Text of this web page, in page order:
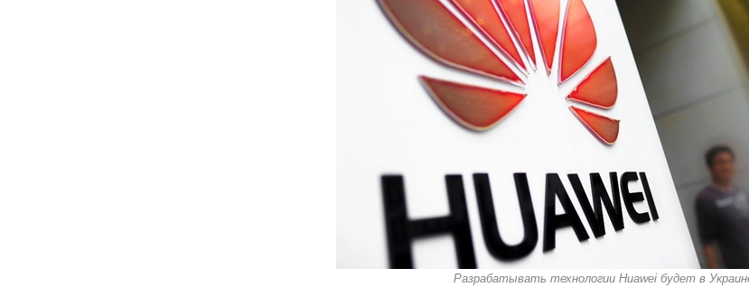
Разрабатывать технологии Huawei будет в